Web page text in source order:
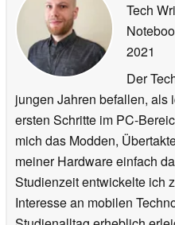
Tech
2021
Der
jungen Jahren befallen, als
ersten Schritte im PC-
mich das Modden,
meiner Hardware einfach
Studienzeit entwickelte ich
Interesse an mobilen